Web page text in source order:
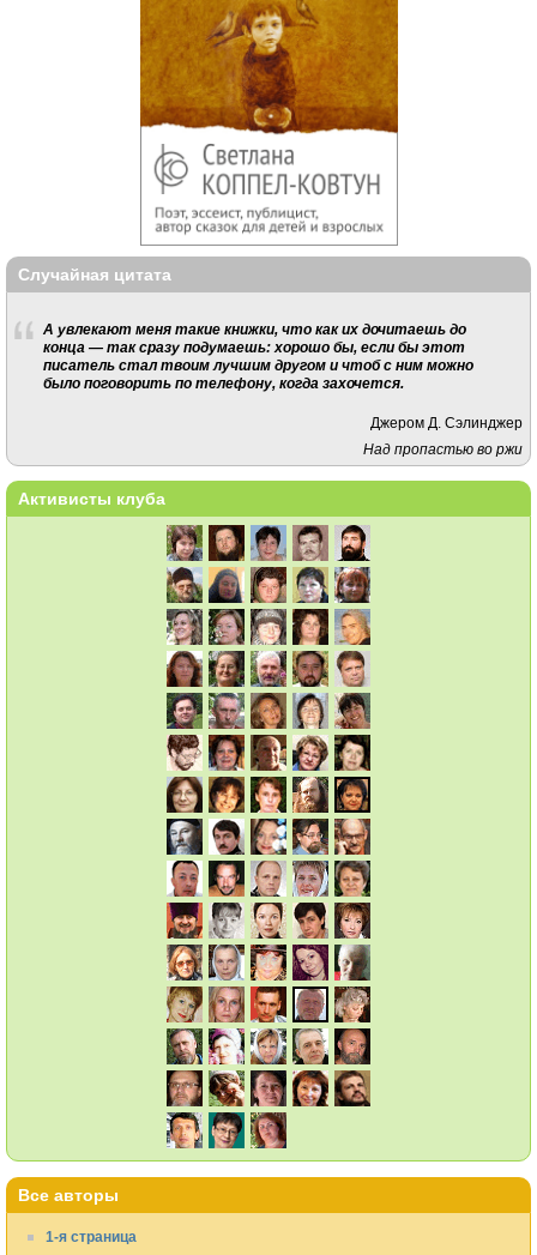
Случайная цитата
А увлекают меня такие книжки, что как их дочитаешь до
конца — так сразу подумаешь: хорошо бы, если бы этот
писатель стал твоим лучшим другом и чтоб с ним можно
было поговорить по телефону, когда захочется.
Джером Д. Сэлинджер
Над пропастью во ржи
Активисты клуба
Все авторы
1-я страница